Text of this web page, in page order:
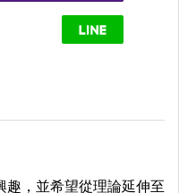
趣，並希望從理論延伸至